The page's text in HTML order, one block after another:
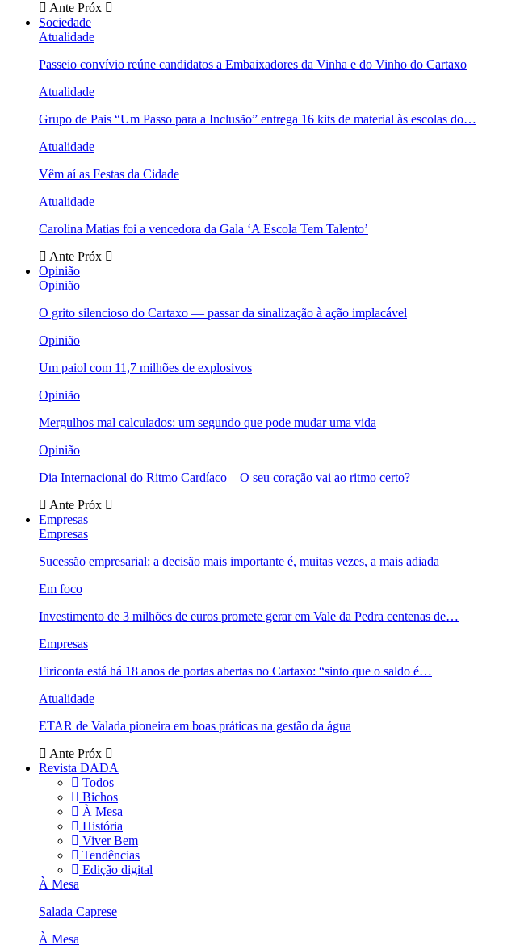
Ante Próx
Sociedade
Atualidade
Passeio convívio reúne candidatos a Embaixadores da Vinha e do Vinho do Cartaxo
Atualidade
Grupo de Pais “Um Passo para a Inclusão” entrega 16 kits de material às escolas do…
Atualidade
Vêm aí as Festas da Cidade
Atualidade
Carolina Matias foi a vencedora da Gala ‘A Escola Tem Talento’
Ante Próx
Opinião
Opinião
O grito silencioso do Cartaxo — passar da sinalização à ação implacável
Opinião
Um paiol com 11,7 milhões de explosivos
Opinião
Mergulhos mal calculados: um segundo que pode mudar uma vida
Opinião
Dia Internacional do Ritmo Cardíaco – O seu coração vai ao ritmo certo?
Ante Próx
Empresas
Empresas
Sucessão empresarial: a decisão mais importante é, muitas vezes, a mais adiada
Em foco
Investimento de 3 milhões de euros promete gerar em Vale da Pedra centenas de…
Empresas
Firiconta está há 18 anos de portas abertas no Cartaxo: “sinto que o saldo é…
Atualidade
ETAR de Valada pioneira em boas práticas na gestão da água
Ante Próx
Revista DADA
Todos
Bichos
À Mesa
História
Viver Bem
Tendências
Edição digital
À Mesa
Salada Caprese
À Mesa